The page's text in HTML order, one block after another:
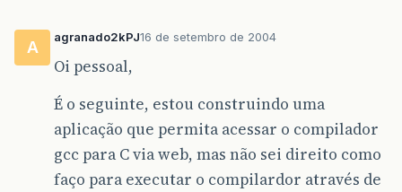
A
agranado2kPJ16 de setembro de 2004
Oi pessoal,
É o seguinte, estou construindo uma
aplicação que permita acessar o compilador
gcc para C via web, mas não sei direito como
faço para executar o compilardor através de